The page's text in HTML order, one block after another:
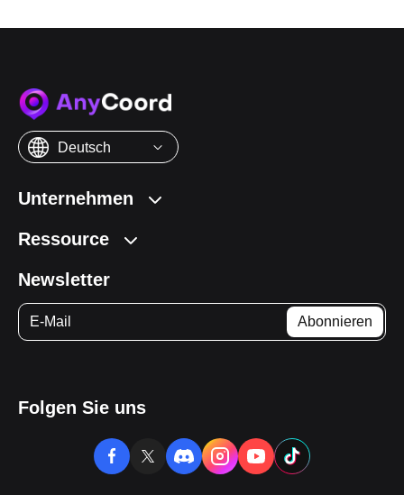
Deutsch
Unternehmen
Ressource
Newsletter
Folgen Sie uns